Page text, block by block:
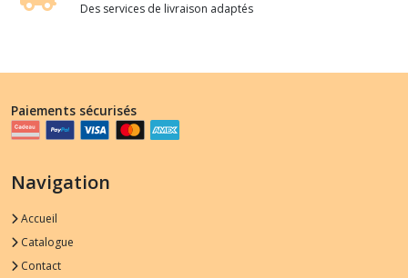
Des services de livraison adaptés
Paiements sécurisés
Navigation
Accueil
Catalogue
Contact